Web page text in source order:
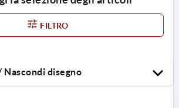
FILTRO
Nascondi disegno